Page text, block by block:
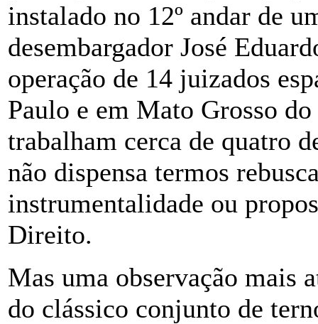
instalado no 12º andar de
desembargador José
operação de 14 juizados
Paulo e em Mato Grosso
trabalham cerca de quatro
não dispensa termos
instrumentalidade ou
Direito.
Mas uma observação mais
do clássico conjunto de